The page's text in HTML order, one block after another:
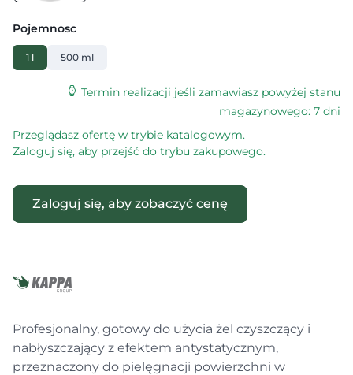
Pojemnosc
1 l 500 ml
Termin realizacji jeśli zamawiasz powyżej stanu
magazynowego: 7 dni
Przeglądasz ofertę w trybie katalogowym.
Zaloguj się, aby przejść do trybu zakupowego.
Zaloguj się, aby zobaczyć cenę
Profesjonalny, gotowy do użycia żel czyszczący i
nabłyszczający z efektem antystatycznym,
przeznaczony do pielęgnacji powierzchni w